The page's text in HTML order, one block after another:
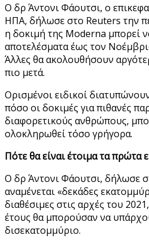
Ο δρ Άντονι Φάουτσι, ο
ΗΠΑ, δήλωσε στο Reuters την
η δοκιμή της Moderna μπορεί
αποτελέσματα έως τον
Άλλες θα ακολουθήσουν
πιο μετά.
Ορισμένοι ειδικοί
πόσο οι δοκιμές για πιθανές
διαφορετικούς ανθρώπους,
ολοκληρωθεί τόσο γρήγορα.
Πότε θα είναι έτοιμα τα πρώτα
Ο δρ Άντονι Φάουτσι, δήλωσε
αναμένεται «δεκάδες
διαθέσιμες στις αρχές του
έτους θα μπορούσαν να
δισεκατομμύριο.